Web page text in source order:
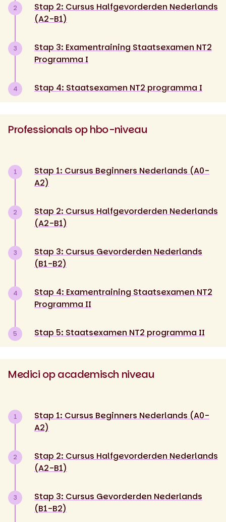
2
Stap 2: Cursus Halfgevorderden Nederlands
(A2-B1)
3
Stap 3: Examentraining Staatsexamen NT2
Programma I
4 Stap 4: Staatsexamen NT2 programma I
Professionals op hbo-niveau
1
Stap 1: Cursus Beginners Nederlands (A0-
A2)
2
Stap 2: Cursus Halfgevorderden Nederlands
(A2-B1)
3
Stap 3: Cursus Gevorderden Nederlands
(B1-B2)
4
Stap 4: Examentraining Staatsexamen NT2
Programma II
5 Stap 5: Staatsexamen NT2 programma II
Medici op academisch niveau
1
Stap 1: Cursus Beginners Nederlands (A0-
A2)
2
Stap 2: Cursus Halfgevorderden Nederlands
(A2-B1)
3
Stap 3: Cursus Gevorderden Nederlands
(B1-B2)